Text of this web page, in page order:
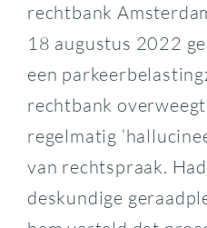
rechtbank
18 augustus 2022
een
rechtbank
regelmatig
van rechtspraak.
deskundige